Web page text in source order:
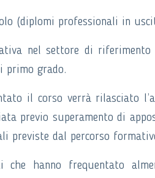
(diplomi professionali in
nel settore di riferimento
primo grado.
il corso verrà rilasciato
previo superamento di
previste dal percorso
che hanno frequentato